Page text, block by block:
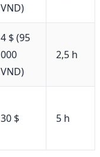
VND)
4 $ (95
000
VND)
2,5 h
30 $ 5 h